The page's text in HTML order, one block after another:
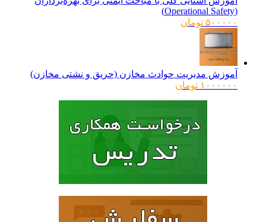
۵۰۰۰۰۰ تومان
آموزش مدیریت حوادث مخازن (حریق و نشتی مخازن)
۱۰۰۰۰۰۰ تومان